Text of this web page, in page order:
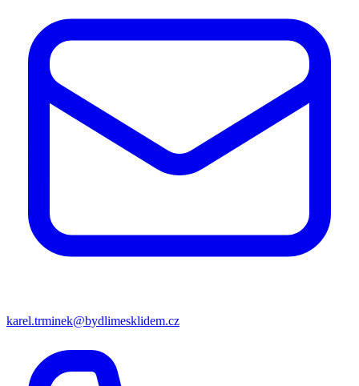
karel.trminek@bydlimesklidem.cz